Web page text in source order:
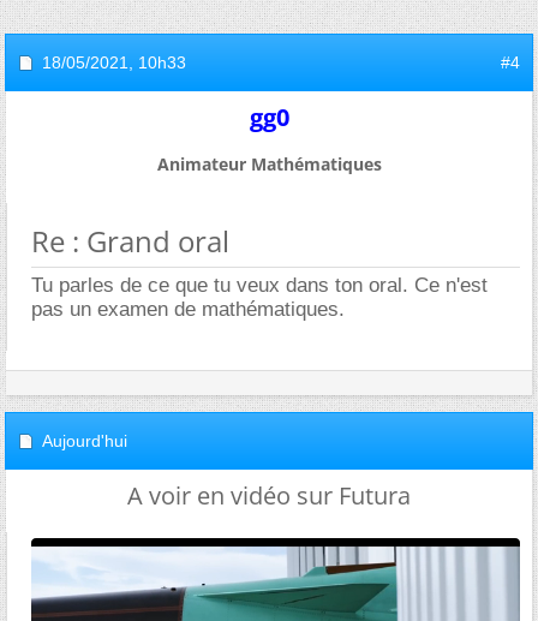
18/05/2021, 10h33 #4
gg0
Animateur Mathématiques
Re : Grand oral
Tu parles de ce que tu veux dans ton oral. Ce n'est
pas un examen de mathématiques.
Aujourd'hui
A voir en vidéo sur Futura